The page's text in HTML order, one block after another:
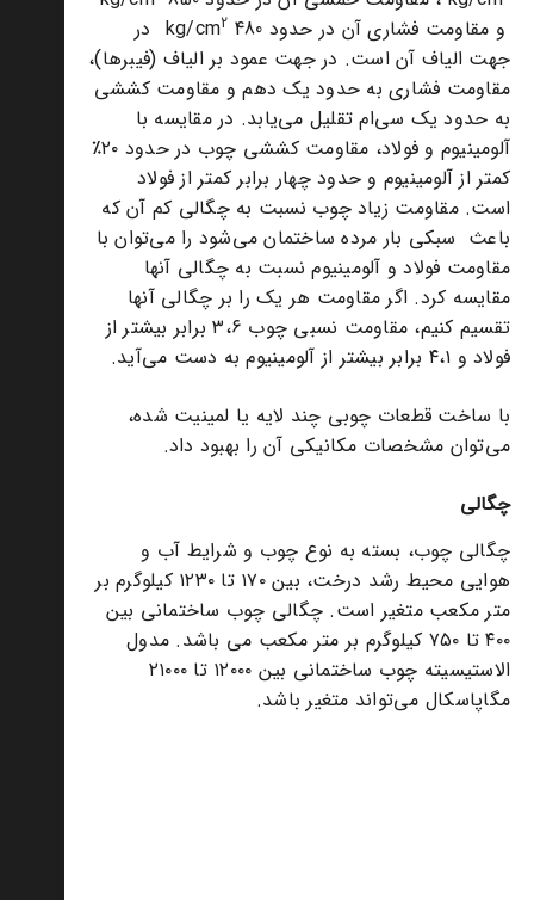
و مقاومت فشاری آن در حدود 480 kg/cm 2
در
جهت الیاف آن است. در جهت عمود بر الیاف (فیبرها)،
مقاومت فشاری به حدود یک دهم و مقاومت کششی
به حدود یک سی‌ام تقلیل می‌یابد. در مقایسه با
آلومینیوم و فولاد، مقاومت کششی چوب در حدود ۲۰٪
کمتر از آلومینیوم و حدود چهار برابر کمتر از فولاد
است. مقاومت زیاد چوب نسبت به چگالی کم آن که
باعث سبکی بار مرده ساختمان می‌شود را می‌توان با
مقاومت فولاد و آلومینیوم نسبت به چگالی آنها
مقایسه کرد. اگر مقاومت هر یک را بر چگالی آنها
تقسیم کنیم، مقاومت نسبی چوب ۳،۶ برابر بیشتر از
فولاد و ۴،۱ برابر بیشتر از آلومینیوم به دست می‌آید.
با ساخت قطعات چوبی چند لایه یا لمینیت شده،
می‌توان مشخصات مکانیکی آن را بهبود داد.
چگالی
چگالی چوب، بسته به نوع چوب و شرایط آب و
هوایی محیط رشد درخت، بین ۱۷۰ تا ۱۲۳۰ کیلوگرم بر
متر مکعب متغیر است. چگالی چوب ساختمانی بین
۴۰۰ تا ۷۵۰ کیلوگرم بر متر مکعب می باشد. مدول
الاستیسیته چوب ساختمانی بین ۱۲۰۰۰ تا ۲۱۰۰۰
مگاپاسکال می‌تواند متغیر باشد.